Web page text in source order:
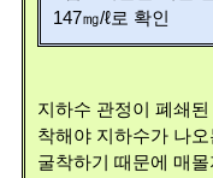
147㎎/ℓ로 확인
지하수 관정이 폐쇄
착해야 지하수가 나
굴착하기 때문에 매